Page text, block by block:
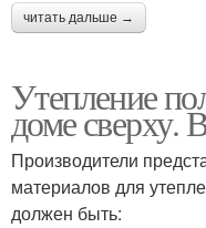
читать дальше →
Утепление
доме сверху.
Производители
материалов для
должен быть: